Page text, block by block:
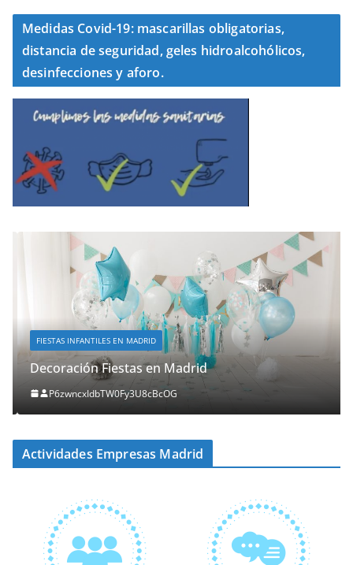
Medidas Covid-19: mascarillas obligatorias,
distancia de seguridad, geles hidroalcohólicos,
desinfecciones y aforo.
FIESTAS INFANTILES EN MADRID
Decoración Fiestas en Madrid
P6zwncxIdbTW0Fy3U8cBcOG
Actividades Empresas Madrid